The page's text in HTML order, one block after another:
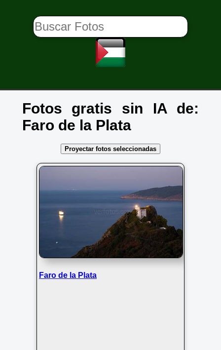
Fotos gratis sin IA de:
Faro de la Plata
Proyectar fotos seleccionadas
Faro de la Plata